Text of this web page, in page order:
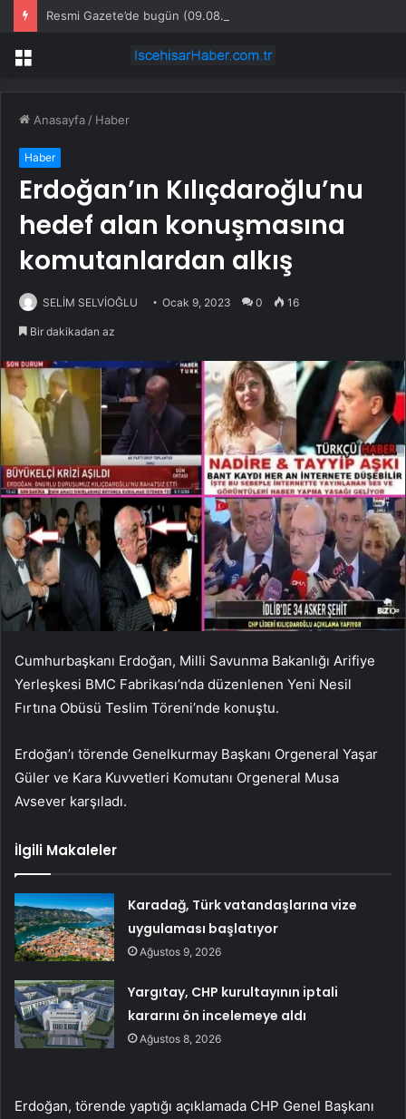
Resmi Gazete’de bugün (09.08.2026)
Menü
Anasayfa / Haber
Haber
Erdoğan’ın Kılıçdaroğlu’nu
hedef alan konuşmasına
komutanlardan alkış
SELİM SELVİOĞLU Ocak 9, 2023 0 16
Bir dakikadan az
Cumhurbaşkanı Erdoğan, Milli Savunma Bakanlığı Arifiye
Yerleşkesi BMC Fabrikası’nda düzenlenen Yeni Nesil
Fırtına Obüsü Teslim Töreni’nde konuştu.
Erdoğan’ı törende Genelkurmay Başkanı Orgeneral Yaşar
Güler ve Kara Kuvvetleri Komutanı Orgeneral Musa
Avsever karşıladı.
İlgili Makaleler
Karadağ, Türk vatandaşlarına vize
uygulaması başlatıyor
Ağustos 9, 2026
Yargıtay, CHP kurultayının iptali
kararını ön incelemeye aldı
Ağustos 8, 2026
Erdoğan, törende yaptığı açıklamada CHP Genel Başkanı